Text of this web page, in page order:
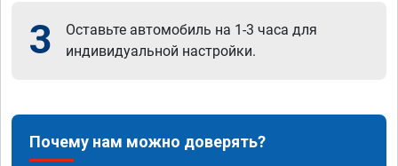
3
Оставьте автомобиль на 1-3 часа для
индивидуальной настройки.
Почему нам можно доверять?